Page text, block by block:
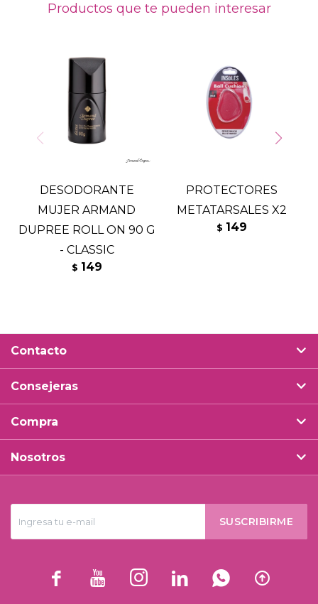
Productos que te pueden interesar
DESODORANTE
MUJER ARMAND
DUPREE ROLL ON 90 G
- CLASSIC
$ 149
PROTECTORES
METATARSALES X2
$ 149
SUSCRIBIRME
     
Contacto
Consejeras
Compra
Nosotros